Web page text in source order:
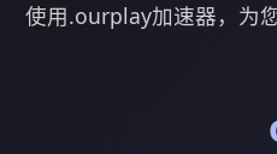
使用.ourplay加速器，为